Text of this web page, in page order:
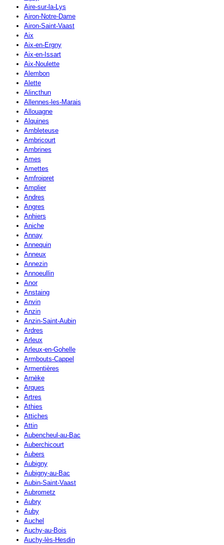
Aire-sur-la-Lys
Airon-Notre-Dame
Airon-Saint-Vaast
Aix
Aix-en-Ergny
Aix-en-Issart
Aix-Noulette
Alembon
Alette
Alincthun
Allennes-les-Marais
Allouagne
Alquines
Ambleteuse
Ambricourt
Ambrines
Ames
Amettes
Amfroipret
Amplier
Andres
Angres
Anhiers
Aniche
Annay
Annequin
Anneux
Annezin
Annoeullin
Anor
Anstaing
Anvin
Anzin
Anzin-Saint-Aubin
Ardres
Arleux
Arleux-en-Gohelle
Armbouts-Cappel
Armentières
Arnèke
Arques
Artres
Athies
Attiches
Attin
Aubencheul-au-Bac
Auberchicourt
Aubers
Aubigny
Aubigny-au-Bac
Aubin-Saint-Vaast
Aubrometz
Aubry
Auby
Auchel
Auchy-au-Bois
Auchy-lès-Hesdin